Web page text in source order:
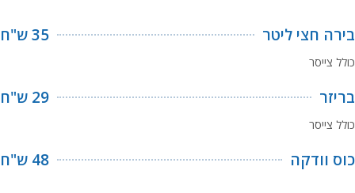
בירה חצי ליטר 35 ש"ח
כולל צייסר
בריזר 29 ש"ח
כולל צייסר
כוס וודקה 48 ש"ח